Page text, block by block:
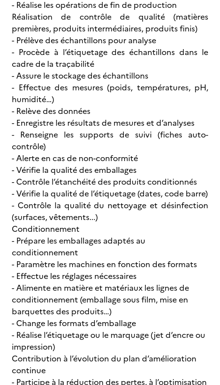
- Réalise les opérations de fin de production
Réalisation de contrôle de qualité (matières
premières, produits intermédiaires, produits finis)
- Prélève des échantillons pour analyse
- Procède à l’étiquetage des échantillons dans le
cadre de la traçabilité
- Assure le stockage des échantillons
- Effectue des mesures (poids, températures, pH,
humidité…)
- Relève des données
- Enregistre les résultats de mesures et d’analyses
- Renseigne les supports de suivi (fiches auto-
contrôle)
- Alerte en cas de non-conformité
- Vérifie la qualité des emballages
- Contrôle l’étanchéité des produits conditionnés
- Vérifie la qualité de l’étiquetage (dates, code barre)
- Contrôle la qualité du nettoyage et désinfection
(surfaces, vêtements...)
Conditionnement
- Prépare les emballages adaptés au
conditionnement
- Paramètre les machines en fonction des formats
- Effectue les réglages nécessaires
- Alimente en matière et matériaux les lignes de
conditionnement (emballage sous film, mise en
barquettes des produits…)
- Change les formats d’emballage
- Réalise l’étiquetage ou le marquage (jet d’encre ou
impression)
Contribution à l’évolution du plan d’amélioration
continue
- Participe à la réduction des pertes, à l’optimisation